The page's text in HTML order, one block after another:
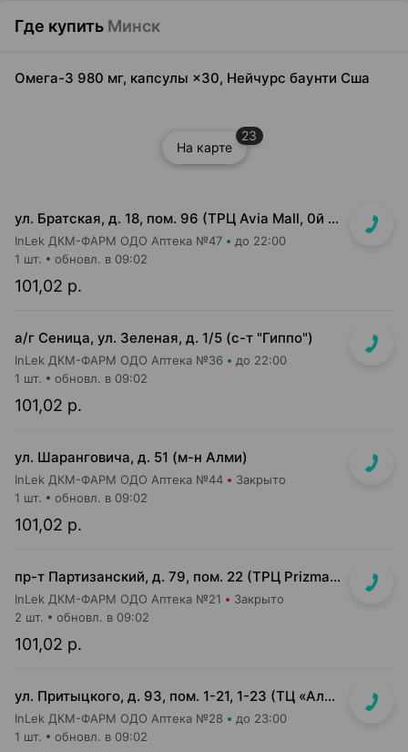
Где купить Минск
Омега-3 980 мг, капсулы ×30, Нейчурс баунти Сша
На карте
23
ул. Братская, д. 18, пом. 96 (ТРЦ Avia Mall, 0й этаж рядом с гипермаркетом Green)
InLek ДКМ-ФАРМ ОДО Аптека №47 до 22:00
101,02 р.
1 шт. обновл. в 09:02
а/г Сеница, ул. Зеленая, д. 1/5 (с-т "Гиппо")
InLek ДКМ-ФАРМ ОДО Аптека №36 до 22:00
101,02 р.
1 шт. обновл. в 09:02
ул. Шаранговича, д. 51 (м-н Алми)
InLek ДКМ-ФАРМ ОДО Аптека №44 Закрыто
101,02 р.
1 шт. обновл. в 09:02
пр-т Партизанский, д. 79, пом. 22 (ТРЦ Prizma, подземный этаж вход возле м-на Мила)
InLek ДКМ-ФАРМ ОДО Аптека №21 Закрыто
101,02 р.
2 шт. обновл. в 09:02
ул. Притыцкого, д. 93, пом. 1-21, 1-23 (ТЦ «Алми (Притыцкого)», слева от главного входа)
InLek ДКМ-ФАРМ ОДО Аптека №28 до 23:00
1 шт. обновл. в 09:02